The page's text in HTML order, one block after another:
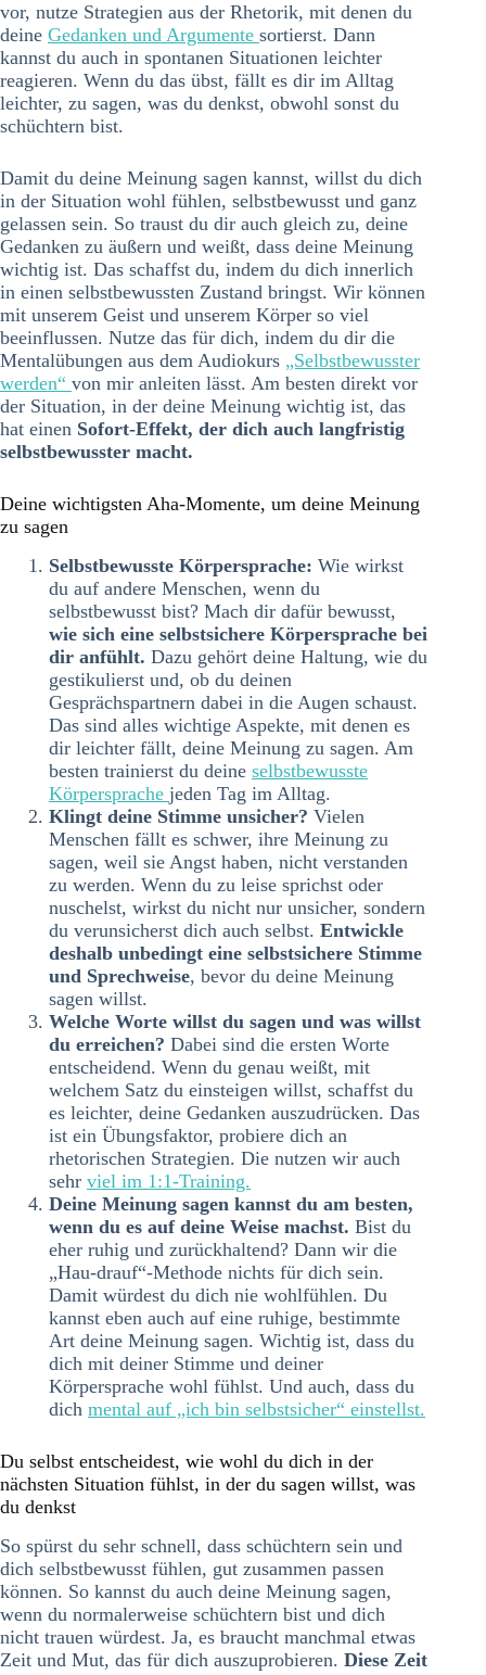
vor, nutze Strategien aus der Rhetorik, mit denen du
deine Gedanken und Argumente sortierst. Dann
kannst du auch in spontanen Situationen leichter
reagieren. Wenn du das übst, fällt es dir im Alltag
leichter, zu sagen, was du denkst, obwohl sonst du
schüchtern bist.
Damit du deine Meinung sagen kannst, willst du dich
in der Situation wohl fühlen, selbstbewusst und ganz
gelassen sein. So traust du dir auch gleich zu, deine
Gedanken zu äußern und weißt, dass deine Meinung
wichtig ist. Das schaffst du, indem du dich innerlich
in einen selbstbewussten Zustand bringst. Wir können
mit unserem Geist und unserem Körper so viel
beeinflussen. Nutze das für dich, indem du dir die
Mentalübungen aus dem Audiokurs „Selbstbewusster
werden“ von mir anleiten lässt. Am besten direkt vor
der Situation, in der deine Meinung wichtig ist, das
hat einen Sofort-Effekt, der dich auch langfristig
selbstbewusster macht.
Deine wichtigsten Aha-Momente, um deine Meinung
zu sagen
Selbstbewusste Körpersprache: Wie wirkst
du auf andere Menschen, wenn du
selbstbewusst bist? Mach dir dafür bewusst,
wie sich eine selbstsichere Körpersprache bei
dir anfühlt. Dazu gehört deine Haltung, wie du
gestikulierst und, ob du deinen
Gesprächspartnern dabei in die Augen schaust.
Das sind alles wichtige Aspekte, mit denen es
dir leichter fällt, deine Meinung zu sagen. Am
besten trainierst du deine selbstbewusste
Körpersprache jeden Tag im Alltag.
Klingt deine Stimme unsicher? Vielen
Menschen fällt es schwer, ihre Meinung zu
sagen, weil sie Angst haben, nicht verstanden
zu werden. Wenn du zu leise sprichst oder
nuschelst, wirkst du nicht nur unsicher, sondern
du verunsicherst dich auch selbst. Entwickle
deshalb unbedingt eine selbstsichere Stimme
und Sprechweise, bevor du deine Meinung
sagen willst.
Welche Worte willst du sagen und was willst
du erreichen? Dabei sind die ersten Worte
entscheidend. Wenn du genau weißt, mit
welchem Satz du einsteigen willst, schaffst du
es leichter, deine Gedanken auszudrücken. Das
ist ein Übungsfaktor, probiere dich an
rhetorischen Strategien. Die nutzen wir auch
sehr viel im 1:1-Training.
Deine Meinung sagen kannst du am besten,
wenn du es auf deine Weise machst. Bist du
eher ruhig und zurückhaltend? Dann wir die
„Hau-drauf“-Methode nichts für dich sein.
Damit würdest du dich nie wohlfühlen. Du
kannst eben auch auf eine ruhige, bestimmte
Art deine Meinung sagen. Wichtig ist, dass du
dich mit deiner Stimme und deiner
Körpersprache wohl fühlst. Und auch, dass du
dich mental auf „ich bin selbstsicher“ einstellst.
Du selbst entscheidest, wie wohl du dich in der
nächsten Situation fühlst, in der du sagen willst, was
du denkst
So spürst du sehr schnell, dass schüchtern sein und
dich selbstbewusst fühlen, gut zusammen passen
können. So kannst du auch deine Meinung sagen,
wenn du normalerweise schüchtern bist und dich
nicht trauen würdest. Ja, es braucht manchmal etwas
Zeit und Mut, das für dich auszuprobieren. Diese Zeit